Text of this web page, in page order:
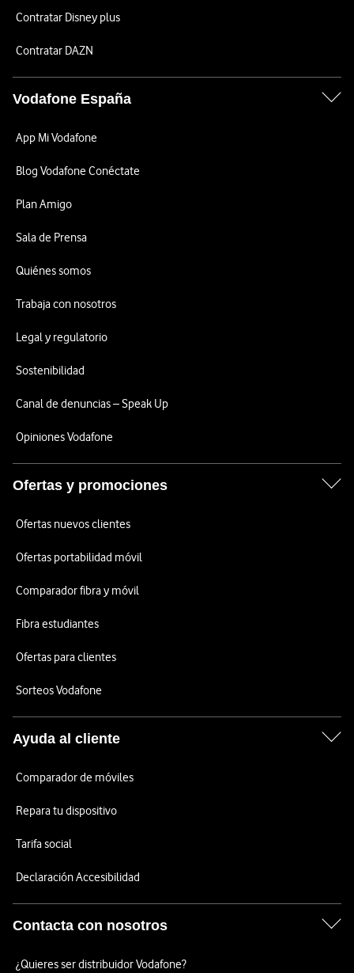
Contratar Disney plus
Contratar DAZN
Vodafone España
App Mi Vodafone
Blog Vodafone Conéctate
Plan Amigo
Sala de Prensa
Quiénes somos
Trabaja con nosotros
Legal y regulatorio
Sostenibilidad
Canal de denuncias – Speak Up
Opiniones Vodafone
Ofertas y promociones
Ofertas nuevos clientes
Ofertas portabilidad móvil
Comparador fibra y móvil
Fibra estudiantes
Ofertas para clientes
Sorteos Vodafone
Ayuda al cliente
Comparador de móviles
Repara tu dispositivo
Tarifa social
Declaración Accesibilidad
Contacta con nosotros
¿Quieres ser distribuidor Vodafone?